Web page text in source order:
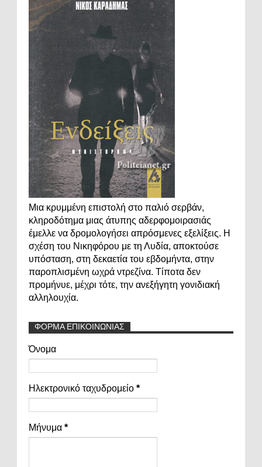
Μια κρυμμένη επιστολή στο παλιό σερβάν,
κληροδότημα μιας άτυπης αδερφομοιρασιάς
έμελλε να δρομολογήσει απρόσμενες εξελίξεις. Η
σχέση του Νικηφόρου με τη Λυδία, αποκτούσε
υπόσταση, στη δεκαετία του εβδομήντα, στην
παροπλισμένη ωχρά ντρεζίνα. Τίποτα δεν
προμήνυε, μέχρι τότε, την ανεξήγητη γονιδιακή
αλληλουχία.
ΦΟΡΜΑ ΕΠΙΚΟΙΝΩΝΙΑΣ
Όνομα
Ηλεκτρονικό ταχυδρομείο *
Μήνυμα *